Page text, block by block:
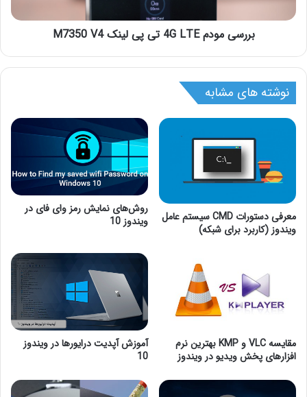
بررسی مودم 4G LTE تی پی لینک M7350 V4
نوشته های مشابه
معرفی دستورات CMD سیستم عامل
ویندوز (کاربرد برای شبکه)
روش‌های نمایش رمز وای فای در
ویندوز 10
مقایسه VLC و KMP بهترین نرم
افزارهای پخش ویدیو در ویندوز
آموزش آپدیت درایورها در ویندوز
10